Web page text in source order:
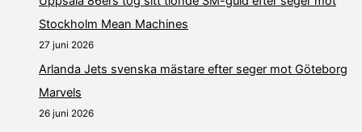
Stockholm Mean Machines
27 juni 2026
Arlanda Jets svenska mästare efter seger mot Göteborg
Marvels
26 juni 2026